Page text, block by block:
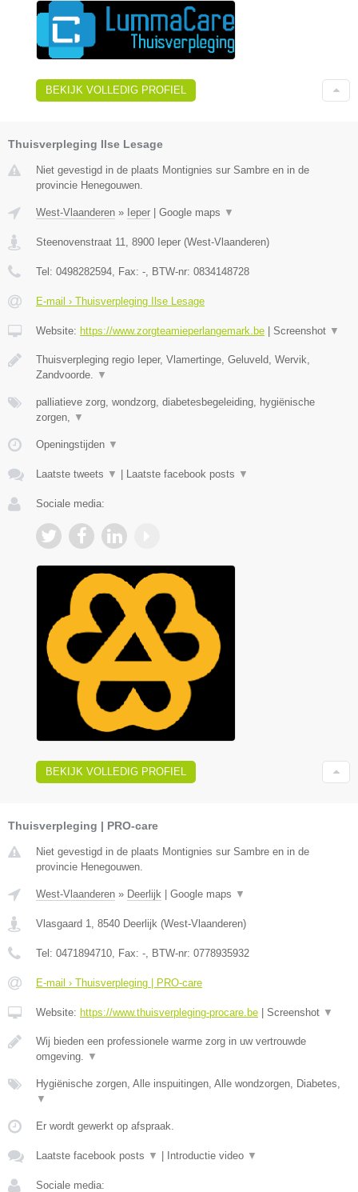
BEKIJK VOLLEDIG PROFIEL
Thuisverpleging Ilse Lesage
Niet gevestigd in de plaats Montignies sur Sambre en in de
provincie Henegouwen.
West-Vlaanderen » Ieper Google maps ▼
Steenovenstraat 11, 8900 Ieper (West-Vlaanderen)
Tel: 0498282594, Fax: -, BTW-nr: 0834148728
E-mail › Thuisverpleging Ilse Lesage
Website: https://www.zorgteamieperlangemark.be Screenshot ▼
Thuisverpleging regio Ieper, Vlamertinge, Geluveld, Wervik,
Zandvoorde. ▼
palliatieve zorg, wondzorg, diabetesbegeleiding, hygiënische
zorgen, ▼
Openingstijden ▼
Laatste tweets ▼ Laatste facebook posts ▼
Sociale media:
BEKIJK VOLLEDIG PROFIEL
Thuisverpleging | PRO-care
Niet gevestigd in de plaats Montignies sur Sambre en in de
provincie Henegouwen.
West-Vlaanderen » Deerlijk | Google maps ▼
Vlasgaard 1 8540 Deerlijk (West-Vlaanderen)
Tel: 0471894710 , Fax: - , BTW-nr: 0778935932
E-mail › Thuisverpleging | PRO-care
Website: https://www.thuisverpleging-procare.be | Screenshot ▼
Wij bieden een professionele warme zorg in uw vertrouwde
omgeving.
▼
Hygiënische zorgen, Alle inspuitingen, Alle wondzorgen, Diabetes,
▼
Er wordt gewerkt op afspraak.
Laatste facebook posts ▼ | Introductie video ▼
Sociale media: